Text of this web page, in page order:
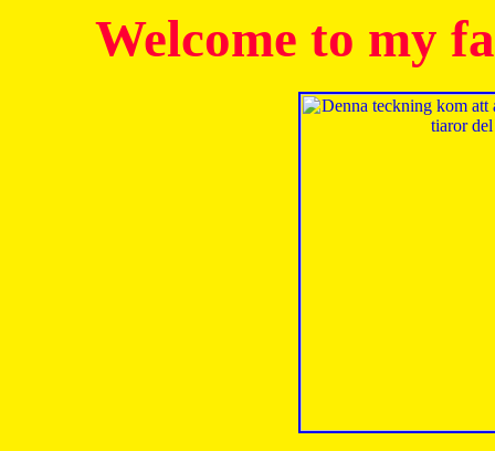
Welcome to my